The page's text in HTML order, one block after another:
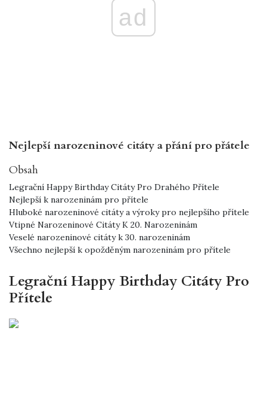
ad
Nejlepší narozeninové citáty a přání pro přátele
Obsah
Legrační Happy Birthday Citáty Pro Drahého Přítele
Nejlepší k narozeninám pro přítele
Hluboké narozeninové citáty a výroky pro nejlepšího přítele
Vtipné Narozeninové Citáty K 20. Narozeninám
Veselé narozeninové citáty k 30. narozeninám
Všechno nejlepší k opožděným narozeninám pro přítele
Legrační Happy Birthday Citáty Pro
Přítele